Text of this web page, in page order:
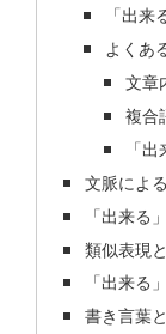
「出
よくあ
文章
複合
「
文脈によ
「出来る
類似表現
「出来る
書き言葉